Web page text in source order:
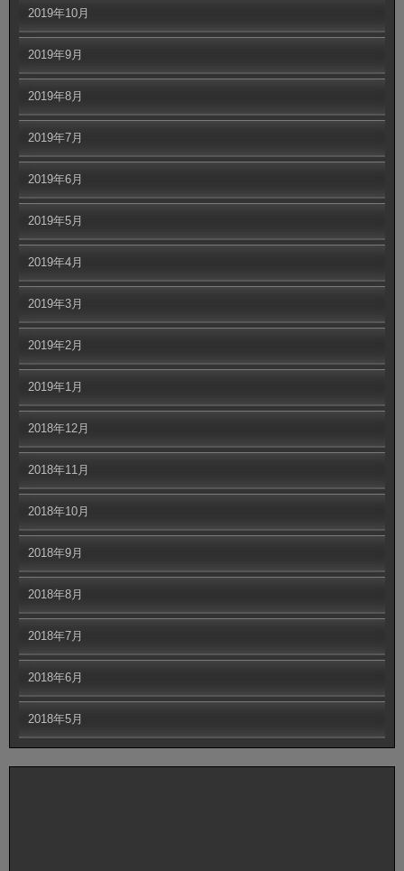
2019年10月
2019年9月
2019年8月
2019年7月
2019年6月
2019年5月
2019年4月
2019年3月
2019年2月
2019年1月
2018年12月
2018年11月
2018年10月
2018年9月
2018年8月
2018年7月
2018年6月
2018年5月